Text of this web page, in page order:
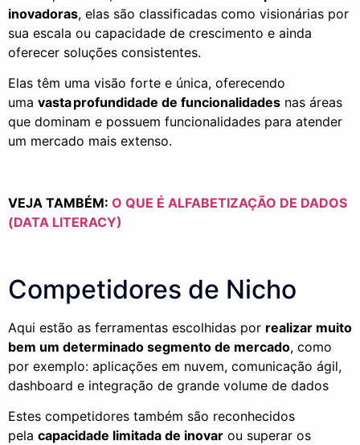
inovadoras, elas são classificadas como visionárias por
sua escala ou capacidade de crescimento e ainda
oferecer soluções consistentes.
Elas têm uma visão forte e única, oferecendo
uma vasta profundidade de funcionalidades nas áreas
que dominam e possuem funcionalidades para atender
um mercado mais extenso.
VEJA TAMBÉM: O QUE É ALFABETIZAÇÃO DE DADOS
(DATA LITERACY)
Competidores de Nicho
Aqui estão as ferramentas escolhidas por realizar muito
bem um determinado segmento de mercado, como
por exemplo: aplicações em nuvem, comunicação ágil,
dashboard e integração de grande volume de dados
Estes competidores também são reconhecidos
pela capacidade limitada de inovar ou superar os